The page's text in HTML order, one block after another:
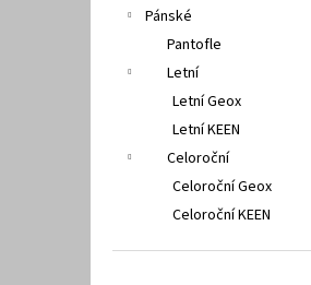
Pánské
Pantofle
Letní
Letní Geox
Letní KEEN
Celoroční
Celoroční Geox
Celoroční KEEN